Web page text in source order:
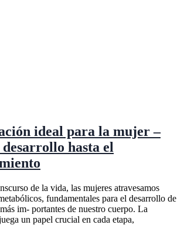
ideal para la mujer –
desarrollo hasta el
de la vida, las mujeres atravesamos
fundamentales para el desarrollo de
im- portantes de nuestro cuerpo. La
un papel crucial en cada etapa,